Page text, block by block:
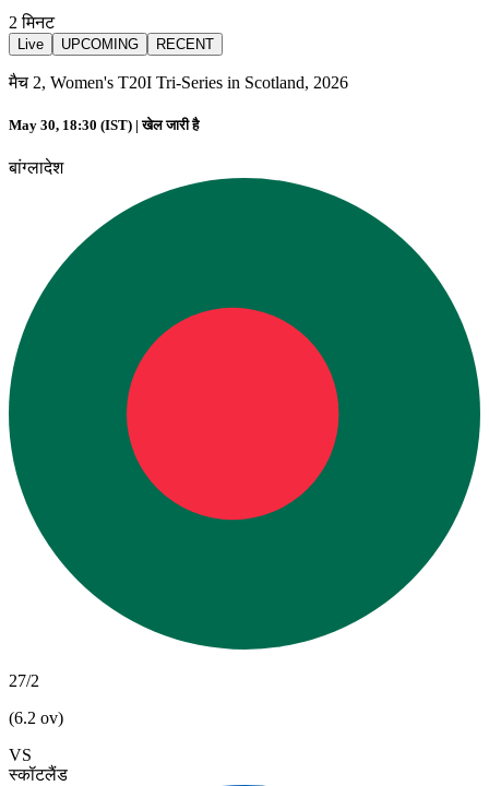
2 मिनट
Live UPCOMING RECENT
मैच 2, Women's T20I Tri-Series in Scotland, 2026
May 30, 18:30 (IST) |खेल जारी है
बांग्लादेश
27/2
(6.2 ov)
VS
स्कॉटलैंड